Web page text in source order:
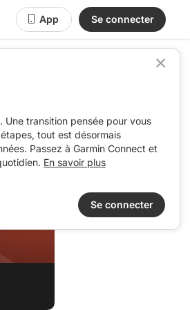
App Se connecter
Une transition pensée pour vous
tout est désormais
Passez à Garmin Connect et
En savoir plus
Se connecter